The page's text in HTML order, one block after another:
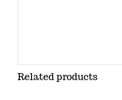
Related products